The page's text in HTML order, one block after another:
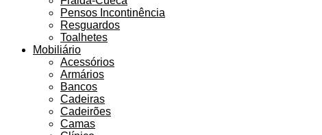
Pensos Incontinência
Resguardos
Toalhetes
Mobiliário
Acessórios
Armários
Bancos
Cadeiras
Cadeirões
Camas